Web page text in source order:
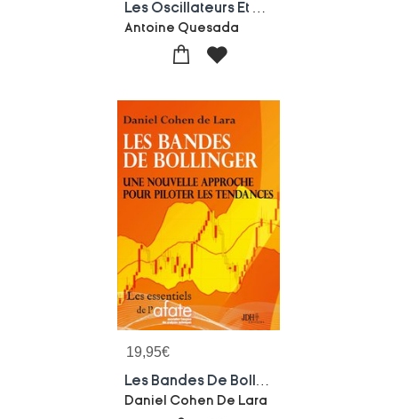
Antoine Quesada
19,95€
Daniel Cohen De Lara